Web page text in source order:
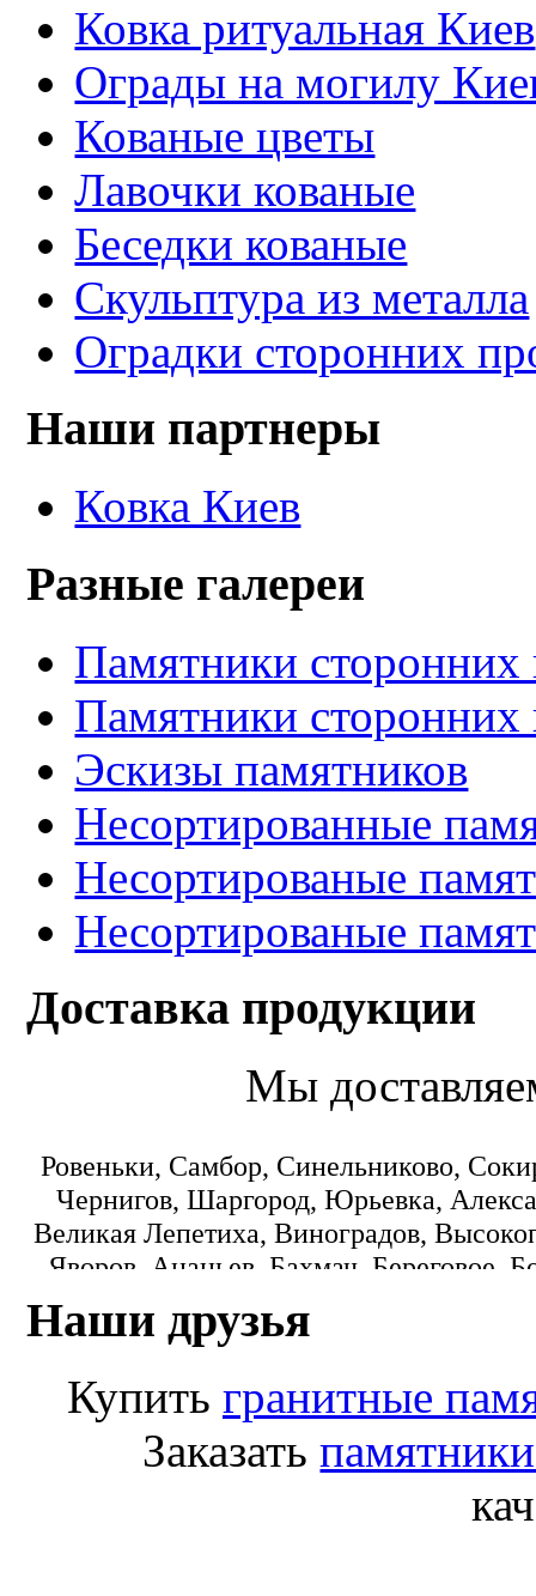
Ковка ритуальная Киев
Ограды на могилу
Кованые цветы
Лавочки кованые
Беседки кованые
Скульптура из металла
Оградки сторонних
Наши партнеры
Ковка Киев
Разные галереи
Памятники сторонних
Памятники сторонних
Эскизы памятников
Несортированные
Несортированые
Несортированые
Доставка продукции
Мы
Ровеньки, Самбор, Синельниково,
Чернигов, Шаргород, Юрьевка,
Великая Лепетиха, Виноградов,
Яворов, Ананьев, Бахмач, Береговое,
Коминтерновское, Краматорск,
Пологи, Радомишль, Рокитное,
Лисичанск, Любомль, Машевка,
Переяслав-Хмельницкий,
Старобешево, Тарутино,
Наши друзья
Купить гранитные
Заказать